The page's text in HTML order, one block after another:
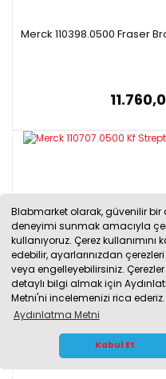
Blabmarket olarak, güvenilir bir
deneyimi sunmak amacıyla
kullanıyoruz. Çerez kullanımını
edebilir, ayarlarınızdan
veya engelleyebilirsiniz.
detaylı bilgi almak için
Metni'ni incelemenizi rica ederiz.
Aydınlatma Metni
Kabul Et
Merck 110398.0500 Fraser
WHATSAPP İLETİŞİM